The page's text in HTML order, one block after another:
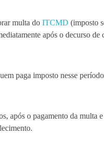
multa do ITCMD (imposto
após o decurso de
paga imposto nesse
após o pagamento da multa